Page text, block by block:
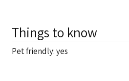
Things to know
Pet friendly: yes